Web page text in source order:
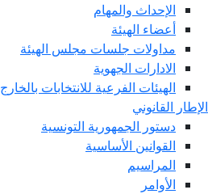
الإحداث والمهام
أعضاء الهيئة
مداولات جلسات مجلس الهيئة
الادارات الجهوية
الهيئات الفرعية للانتخابات بالخارج
الإطار القانوني
دستور الجمهورية التونسية
القوانين الأساسية
المراسيم
الأوامر